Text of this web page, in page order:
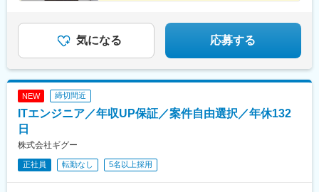
気になる 応募する
NEW 締切間近
ITエンジニア／年収UP保証／案件自由選択／年休132
日
株式会社ギグー
正社員 転勤なし 5名以上採用